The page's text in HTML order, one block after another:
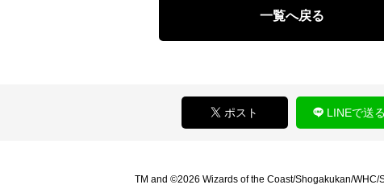
一覧へ戻る
ポスト LINEで送る
TM and ©2026 Wizards of the Coast/Shogakukan/WHC/